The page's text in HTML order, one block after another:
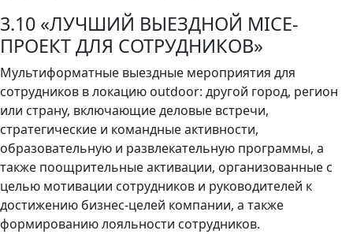
3.10 «ЛУЧШИЙ ВЫЕЗДНОЙ MICE-
ПРОЕКТ ДЛЯ СОТРУДНИКОВ»
Мультиформатные выездные мероприятия для
сотрудников в локацию outdoor: другой город, регион
или страну, включающие деловые встречи,
стратегические и командные активности,
образовательную и развлекательную программы, а
также поощрительные активации, организованные с
целью мотивации сотрудников и руководителей к
достижению бизнес-целей компании, а также
формированию лояльности сотрудников.